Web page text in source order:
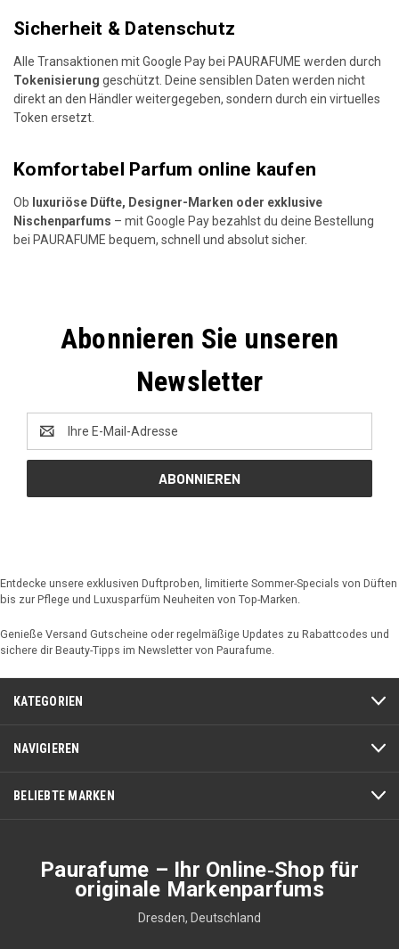
Sicherheit & Datenschutz
Alle Transaktionen mit Google Pay bei PAURAFUME werden durch
Tokenisierung geschützt. Deine sensiblen Daten werden nicht
direkt an den Händler weitergegeben, sondern durch ein virtuelles
Token ersetzt.
Komfortabel Parfum online kaufen
Ob luxuriöse Düfte, Designer-Marken oder exklusive
Nischenparfums – mit Google Pay bezahlst du deine Bestellung
bei PAURAFUME bequem, schnell und absolut sicher.
Abonnieren Sie unseren
Newsletter
Mail-
Adresse
Entdecke unsere exklusiven Duftproben, limitierte Sommer-Specials von Düften
bis zur Pflege und Luxusparfüm Neuheiten von Top-Marken.
Genieße Versand Gutscheine oder regelmäßige Updates zu Rabattcodes und
sichere dir Beauty-Tipps im Newsletter von Paurafume.
KATEGORIEN
NAVIGIEREN
BELIEBTE MARKEN
Paurafume – Ihr Online‑Shop für
originale Markenparfums
Dresden, Deutschland